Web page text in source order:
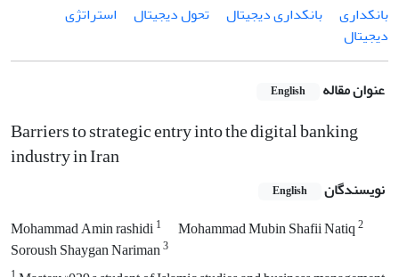
بانکداری
بانکداری دیجیتال تحول دیجیتال
استراتژی
دیجیتال
عنوان مقاله English
Barriers to strategic entry into the digital banking
industry in Iran
نویسندگان English
Mohammad Amin rashidi1 Mohammad Mubin Shafii Natiq2
Soroush Shaygan Nariman3